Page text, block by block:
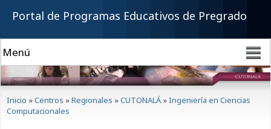
Portal de Programas Educativos de Pregrado
Inicio »Centros »Regionales »CUTONALÁ »Ingeniería en Ciencias
Computacionales